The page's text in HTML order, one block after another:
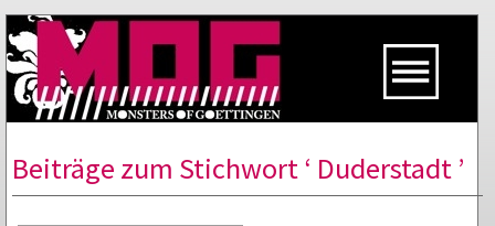
Beiträge zum Stichwort ‘ Duderstadt ’